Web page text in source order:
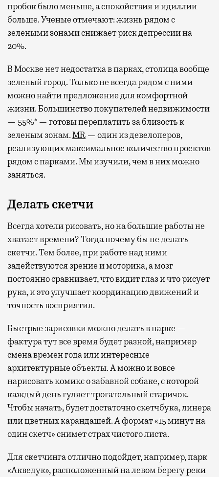
пробок было меньше, а спокойствия и идиллии
больше. Ученые отмечают: жизнь рядом с
зелеными зонами снижает риск депрессии на
20%.
В Москве нет недостатка в парках, столица вообще
зеленый город. Только не всегда рядом с ними
можно найти предложение для комфортной
жизни. Большинство покупателей недвижимости
— 55%* — готовы переплатить за близость к
зеленым зонам.MR — один из девелоперов,
реализующих максимальное количество проектов
рядом с парками. Мы изучили, чем в них можно
заняться.
Делать скетчи
Всегда хотели рисовать, но на большие работы не
хватает времени? Тогда почему бы не делать
скетчи. Тем более, при работе над ними
задействуются зрение и моторика, а мозг
постоянно сравнивает, что видит глаз и что рисует
рука, и это улучшает координацию движений и
точность восприятия.
Быстрые зарисовки можно делать в парке —
фактура тут все время будет разной, например
смена времен года или интересные
архитектурные объекты. А можно и вовсе
нарисовать комикс о забавной собаке, с которой
каждый день гуляет трогательный старичок.
Чтобы начать, будет достаточно скетчбука, линера
или цветных карандашей. А формат «15 минут на
один скетч» снимет страх чистого листа.
Для скетчинга отлично подойдет, например, парк
«Акведук», расположенный на левом берегу реки